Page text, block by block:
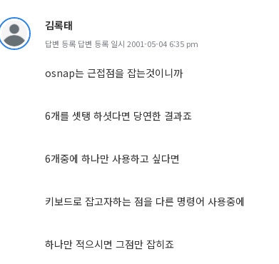
김록태
답변 등록 답변 등록 일시 2001-05-04 6:35 pm
osnap는 근접점을 잡는것이니까
6개를 셋탱 하셧다면 당연한 결과죠
6개중에 하나만 사용하고 싶다면
키보드로 잡고자하는 점을 다른 명령어 사용중에
하나만 적으시면 그점만 잡히죠